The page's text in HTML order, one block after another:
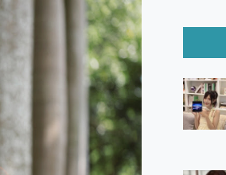
低反光玻璃、藍寶石鏡頭貼與軍規防
AI輕薄筆電 開箱 評測
razr 60 冰藍限定版本 開箱 評測
有防寫保護的隨身碟或SD卡
AI 新版全解析 × 年末優惠，一篇全
都要！ Starfish 2 幻彩膠囊投影機｜
異星機械鍵盤與 Mercury X 系列 輕
超寬曲面電競螢幕，多工辦公、